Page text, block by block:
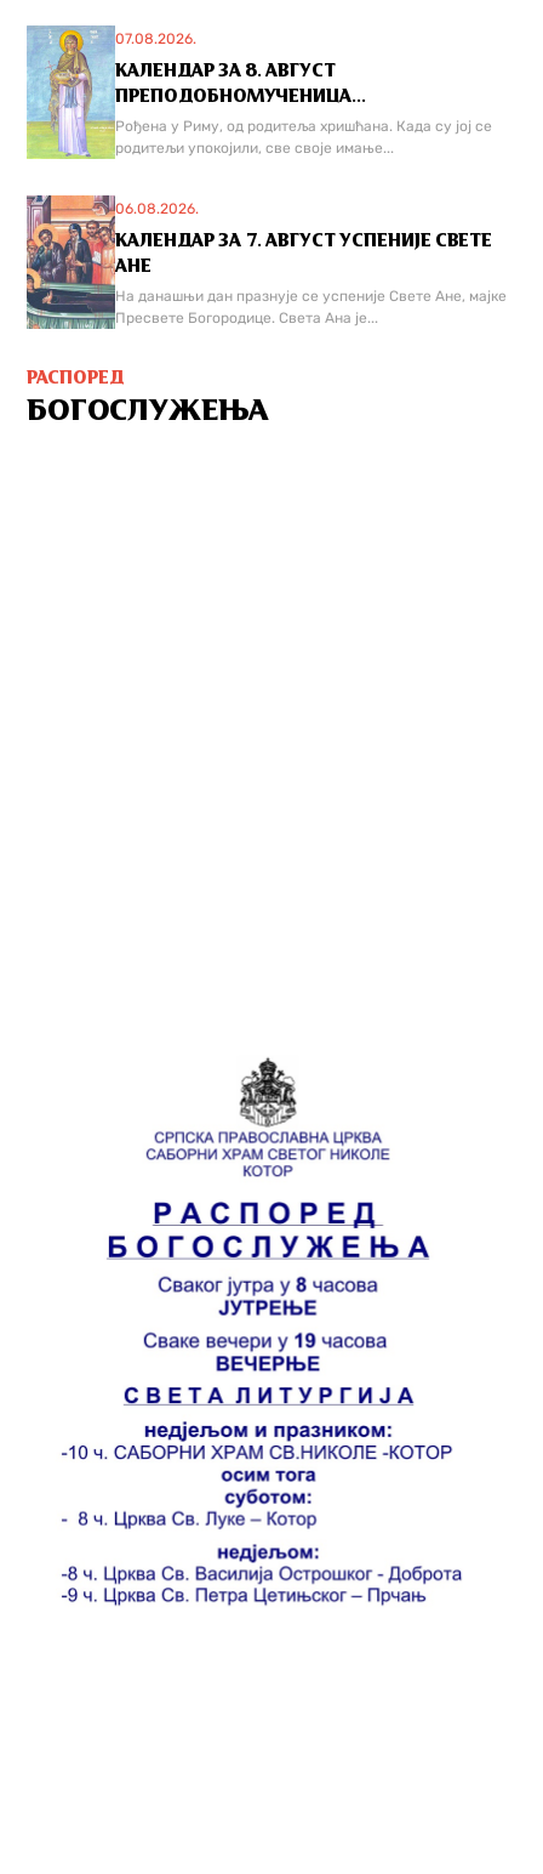
07.08.2026.
КАЛЕНДАР ЗА 8. АВГУСТ
ПРЕПОДОБНОМУЧЕНИЦА...
Рођена у Риму, од родитеља хришћана. Када су јој се
родитељи упокојили, све своје имање...
06.08.2026.
КАЛЕНДАР ЗА 7. АВГУСТ УСПЕНИЈЕ СВЕТЕ
АНЕ
На данашњи дан празнује се успеније Свете Ане, мајке
Пресвете Богородице. Света Ана је...
РАСПОРЕД
БОГОСЛУЖЕЊА